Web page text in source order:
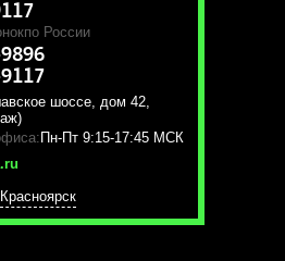
по России
шоссе, дом 42,
Пн-Пт 9:15-17:45 МСК
Красноярск